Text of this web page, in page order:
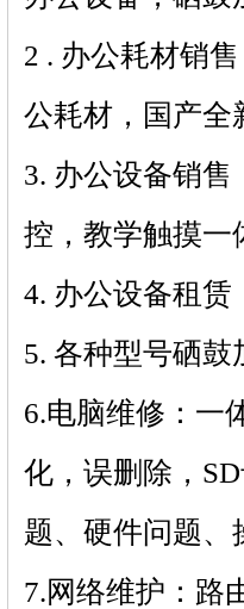
2 . 办公耗材销
公耗材，国产全
3. 办公设备销
控，教学触摸一
4. 办公设备租
5. 各种型号硒鼓
6.电脑维修：一
化，误删除，
题、硬件问题
7.网络维护：路